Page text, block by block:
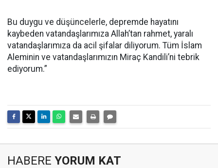
Bu duygu ve düşüncelerle, depremde hayatını
kaybeden vatandaşlarımıza Allah’tan rahmet, yaralı
vatandaşlarımıza da acil şifalar diliyorum. Tüm İslam
Aleminin ve vatandaşlarımızın Miraç Kandili’ni tebrik
ediyorum.”
HABERE YORUM KAT